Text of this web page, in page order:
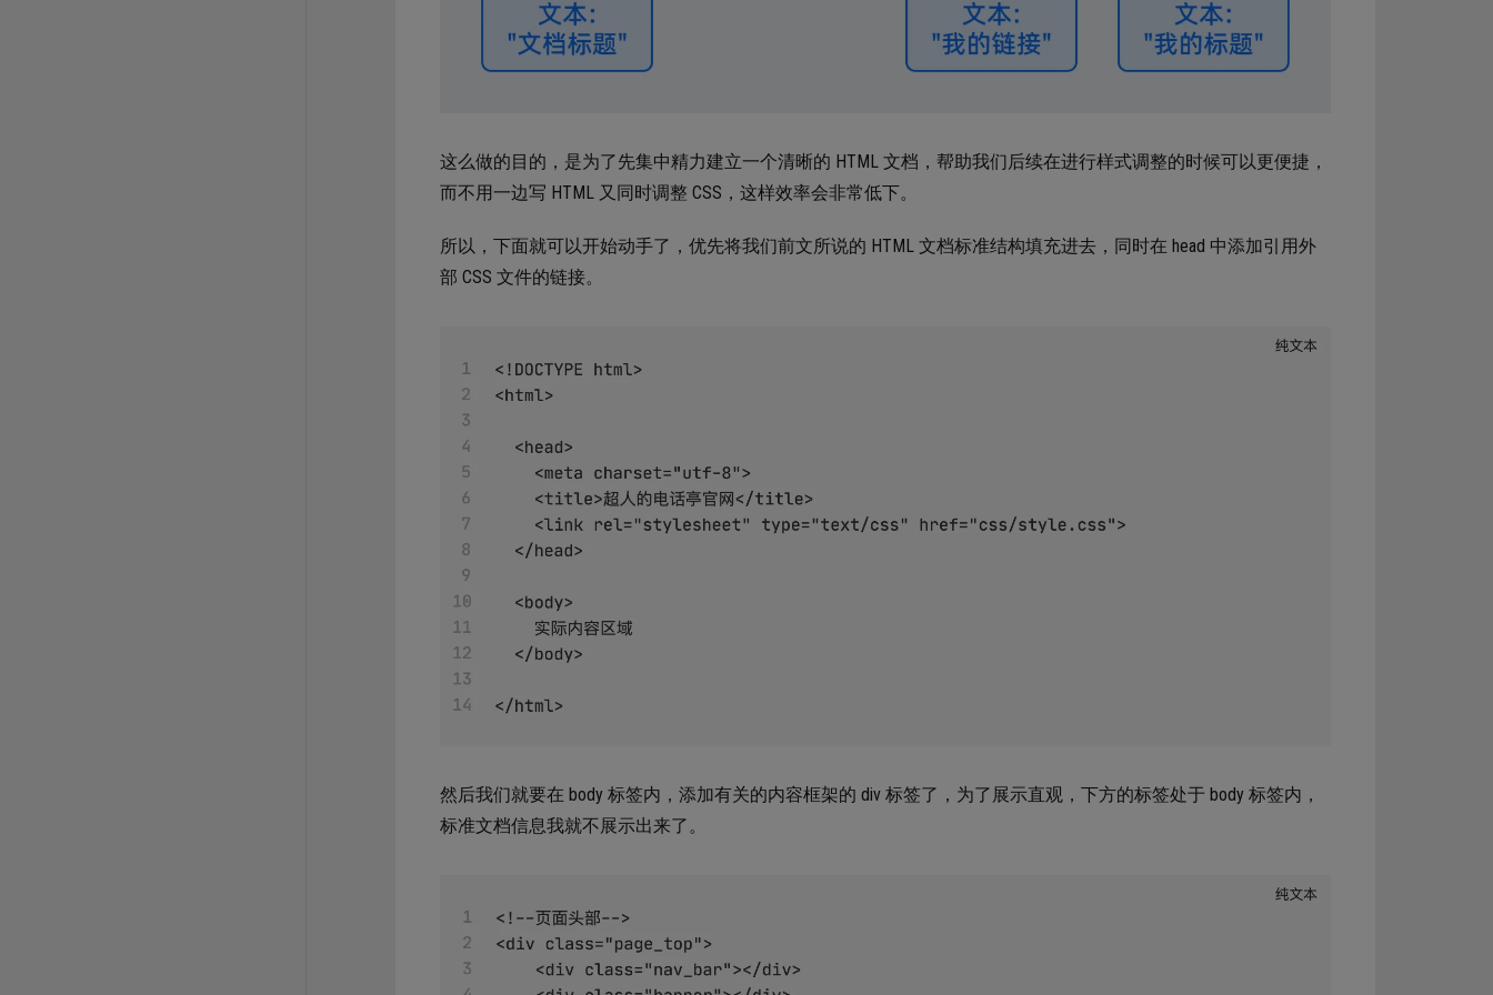
这么做的目的，是为了先集中精力建立一个清晰的 HTML 文档，帮助我们后续在进行样式调整的时候可以更便捷，
而不用一边写 HTML 又同时调整 CSS，这样效率会非常低下。
所以，下面就可以开始动手了，优先将我们前文所说的 HTML 文档标准结构填充进去，同时在 head 中添加引用外
部 CSS 文件的链接。
然后我们就要在 body 标签内，添加有关的内容框架的 div 标签了，为了展示直观，下方的标签处于 body 标签内，
标准文档信息我就不展示出来了。